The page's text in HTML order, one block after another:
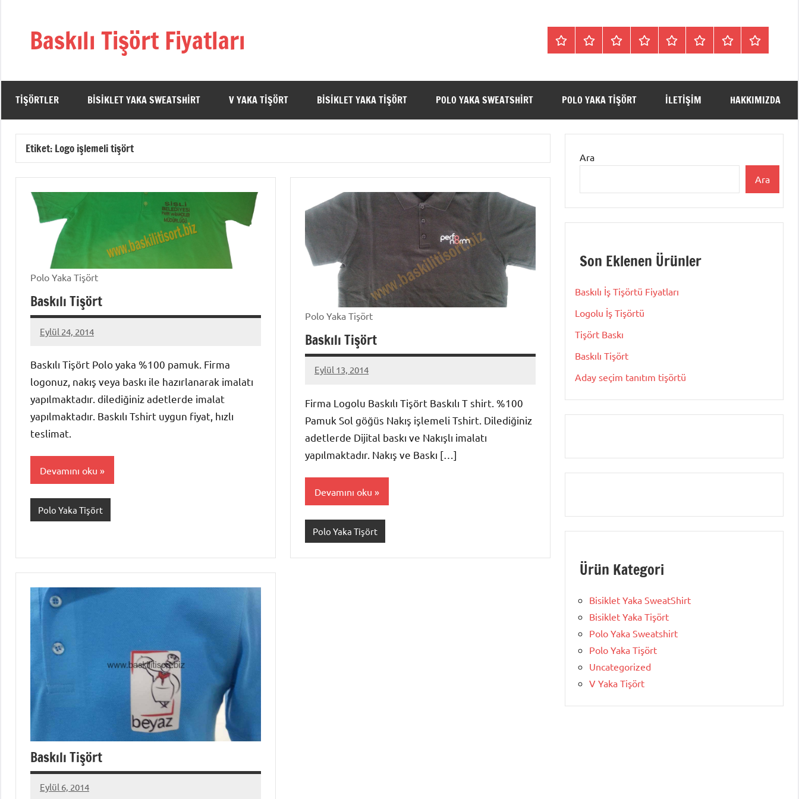
Baskılı Tişört Fiyatları TişörtlerBisiklet
SweatShirt
V
Tişört
Bisiklet
Tişört
Polo
Sweatshirt
Polo
Tişört
iletişimHakkımızda
TIŞÖRTLER BISIKLET YAKA SWEATSHIRT V YAKA TIŞÖRT BISIKLET YAKA TIŞÖRT POLO YAKA SWEATSHIRT POLO YAKA TIŞÖRT ILETIŞIM HAKKIMIZDA
Etiket: Logo işlemeli tişört
Polo Yaka Tişört
Baskılı Tişört
Eylül 24, 2014
metindonmez
Baskılı Tişört Polo yaka %100 pamuk. Firma
logonuz, nakış veya baskı ile hazırlanarak imalatı
yapılmaktadır. dilediğiniz adetlerde imalat
yapılmaktadır. Baskılı Tshirt uygun fiyat, hızlı
teslimat.
Devamını oku
Polo Yaka Tişört
Polo Yaka Tişört
Baskılı Tişört
Eylül 13, 2014
metindonmez
Firma Logolu Baskılı Tişört Baskılı T shirt. %100
Pamuk Sol göğüs Nakış işlemeli Tshirt. Dilediğiniz
adetlerde Dijital baskı ve Nakışlı imalatı
yapılmaktadır. Nakış ve Baskı […]
Devamını oku
Polo Yaka Tişört
Baskılı Tişört
Eylül 6, 2014
metindonmez
Ara
Ara
Son Eklenen Ürünler
Baskılı İş Tişörtü Fiyatları
Logolu İş Tişörtü
Tişört Baskı
Baskılı Tişört
Aday seçim tanıtım tişörtü
Ürün Kategori
Bisiklet Yaka SweatShirt
Bisiklet Yaka Tişört
Polo Yaka Sweatshirt
Polo Yaka Tişört
Uncategorized
V Yaka Tişört